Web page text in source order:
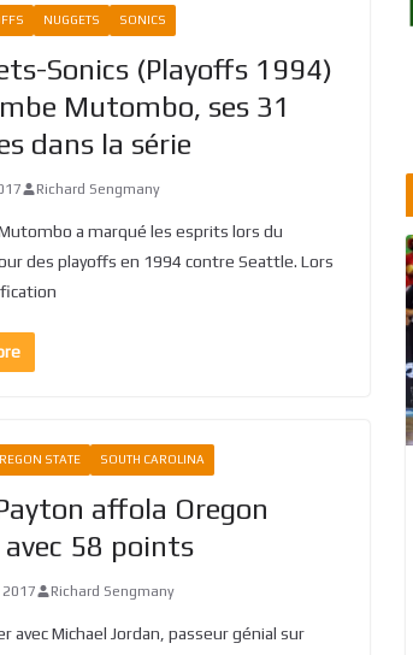
NUGGETS SONICS
Sonics (Playoffs 1994)
Mutombo, ses 31
dans la série
Richard Sengmany
a marqué les esprits lors du
des playoffs en 1994 contre Seattle. Lors
STATE SOUTH CAROLINA
affola Oregon
58 points
Richard Sengmany
avec Michael Jordan, passeur génial sur